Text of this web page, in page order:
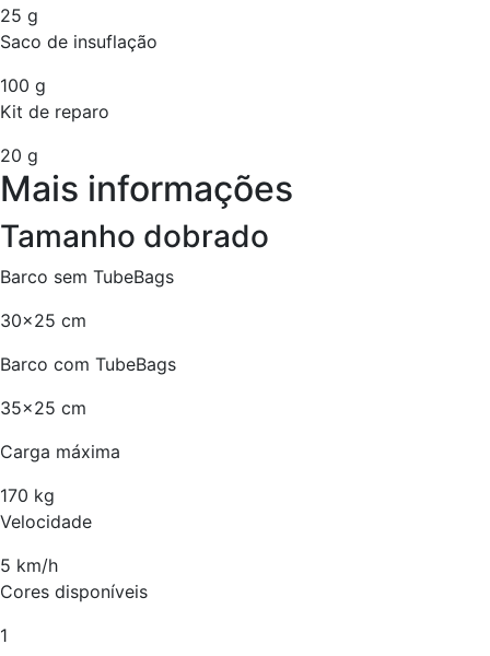
25 g
Saco de insuflação
100 g
Kit de reparo
20 g
Mais informações
Tamanho dobrado
Barco sem TubeBags
30×25 cm
Barco com TubeBags
35×25 cm
Carga máxima
170 kg
Velocidade
5 km/h
Cores disponíveis
1